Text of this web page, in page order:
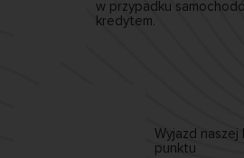
w przypadku
kredytem.
Wyjazd naszej
punktu